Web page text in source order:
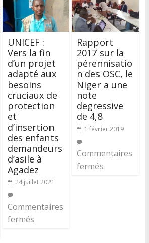
UNICEF :
Vers la fin
d’un projet
adapté aux
besoins
cruciaux de
protection
et
d’insertion
des enfants
demandeurs
d’asile à
Agadez
24 juillet 2021
Commentaires
fermés
Rapport
2017 sur la
pérennisatio
n des OSC, le
Niger a une
note
degressive
de 4,8
1 février 2019
Commentaires
fermés